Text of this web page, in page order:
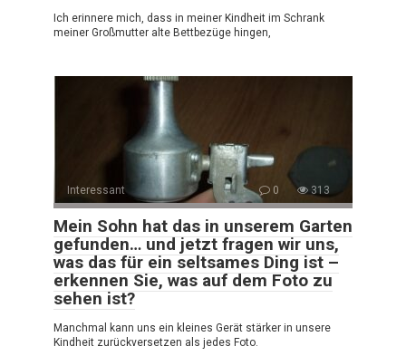
Ich erinnere mich, dass in meiner Kindheit im Schrank
meiner Großmutter alte Bettbezüge hingen,
Interessant 0 313
Mein Sohn hat das in unserem Garten
gefunden… und jetzt fragen wir uns,
was das für ein seltsames Ding ist –
erkennen Sie, was auf dem Foto zu
sehen ist?
Manchmal kann uns ein kleines Gerät stärker in unsere
Kindheit zurückversetzen als jedes Foto.